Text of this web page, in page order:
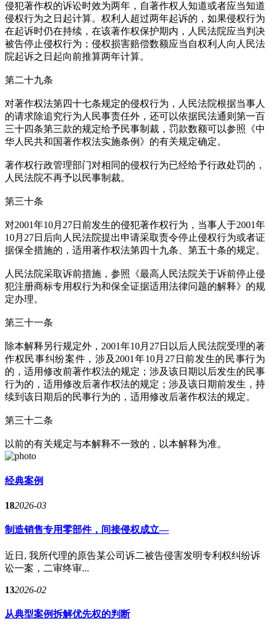
侵犯著作权的诉讼时效为两年，自著作权人知道或者应当知道
侵权行为之日起计算。权利人超过两年起诉的，如果侵权行为
在起诉时仍在持续，在该著作权保护期内，人民法院应当判决
被告停止侵权行为；侵权损害赔偿数额应当自权利人向人民法
院起诉之日起向前推算两年计算。
第二十九条
对著作权法第四十七条规定的侵权行为，人民法院根据当事人
的请求除追究行为人民事责任外，还可以依据民法通则第一百
三十四条第三款的规定给予民事制裁，罚款数额可以参照《中
华人民共和国著作权法实施条例》的有关规定确定。
著作权行政管理部门对相同的侵权行为已经给予行政处罚的，
人民法院不再予以民事制裁。
第三十条
对2001年10月27日前发生的侵犯著作权行为，当事人于2001年
10月27日后向人民法院提出申请采取责令停止侵权行为或者证
据保全措施的，适用著作权法第四十九条、第五十条的规定。
人民法院采取诉前措施，参照《最高人民法院关于诉前停止侵
犯注册商标专用权行为和保全证据适用法律问题的解释》的规
定办理。
第三十一条
除本解释另行规定外，2001年10月27日以后人民法院受理的著
作权民事纠纷案件，涉及2001年10月27日前发生的民事行为
的，适用修改前著作权法的规定；涉及该日期以后发生的民事
行为的，适用修改后著作权法的规定；涉及该日期前发生，持
续到该日期后的民事行为的，适用修改后著作权法的规定。
第三十二条
以前的有关规定与本解释不一致的，以本解释为准。
经典案例
182026-03
制造销售专用零部件，间接侵权成立—
近日, 我所代理的原告某公司诉二被告侵害发明专利权纠纷诉
讼一案，二审终审...
132026-02
从典型案例拆解优先权的判断